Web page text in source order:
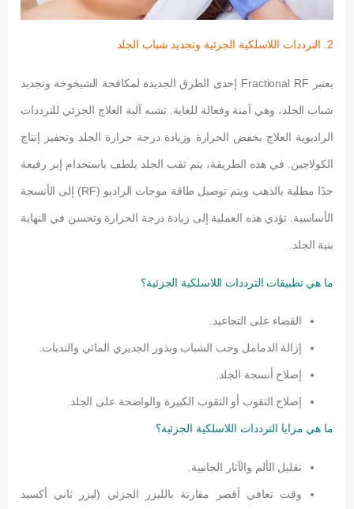
2. الترددات اللاسلكية الجزئية وتجديد شباب الجلد
يعتبر Fractional RF إحدى الطرق الجديدة لمكافحة الشيخوخة وتجديد
شباب الجلد، وهي آمنة وفعالة للغاية. تشبه آلية العلاج الجزئي للترددات
الراديوية العلاج بخفض الحرارة وزيادة درجة حرارة الجلد وتحفيز إنتاج
الكولاجين. في هذه الطريقة، يتم ثقب الجلد بلطف باستخدام إبر رفيعة
جدًا مطلية بالذهب ويتم توصيل طاقة موجات الراديو (RF) إلى الأنسجة
الأساسية. تؤدي هذه العملية إلى زيادة درجة الحرارة وتحسن في النهاية
بنية الجلد.
ما هي تطبيقات الترددات اللاسلكية الجزئية؟
القضاء على التجاعيد.
إزالة الدمامل وحب الشباب وبذور الجديري المائي والندبات.
إصلاح أنسجة الجلد.
إصلاح الثقوب أو الثقوب الكبيرة والواضحة على الجلد.
ما هي مزايا الترددات اللاسلكية الجزئية؟
تقليل الألم والآثار الجانبية.
وقت تعافي أقصر مقارنة بالليزر الجزئي (ليزر ثاني أكسيد